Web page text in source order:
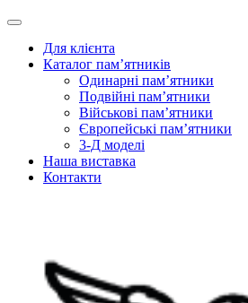
Для клієнта
Каталог пам’ятників
Одинарні пам’ятники
Подвійні пам’ятники
Військові пам’ятники
Європейські пам’ятники
3-Д моделі
Наша виставка
Контакти